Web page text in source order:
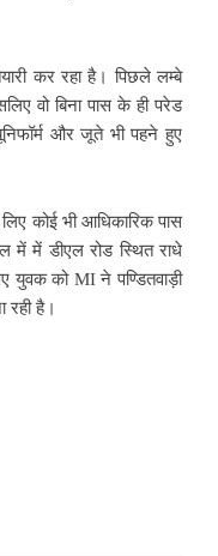
कर रहा है। पिछले लम्बे
वो बिना पास के ही परेड
और जूते भी पहने हुए
कोई भी आधिकारिक पास
में में डीएल रोड स्थित राधे
युवक को MI ने पण्डितवाड़ी
रही है।